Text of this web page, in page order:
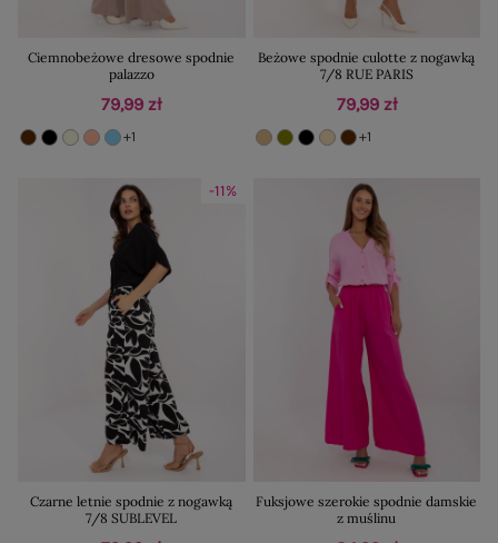
Ciemnobeżowe dresowe spodnie
palazzo
79,99 zł
+1
Beżowe spodnie culotte z nogawką
7/8 RUE PARIS
79,99 zł
+1
-11%
Czarne letnie spodnie z nogawką
7/8 SUBLEVEL
Fuksjowe szerokie spodnie damskie
z muślinu